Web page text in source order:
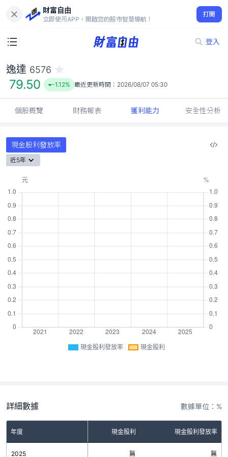
財富自由
立即使用APP，開啟您的股市智慧導航！
打開
登入
79.50
-1.12%
逸達 6576
79.50 -1.12% 最近更新時間： 2026/08/07 05:30
個股概覽 財務報表 獲利能力 安全性分析
現金股利發放率
近5年
現金股利發放率 現金股利
詳細數據 數據單位：%
年度 現金股利 現金股利發放率
2025 無 無